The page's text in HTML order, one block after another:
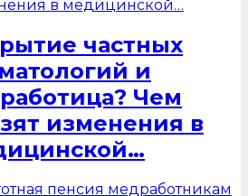
частных
и
Чем
изменения в